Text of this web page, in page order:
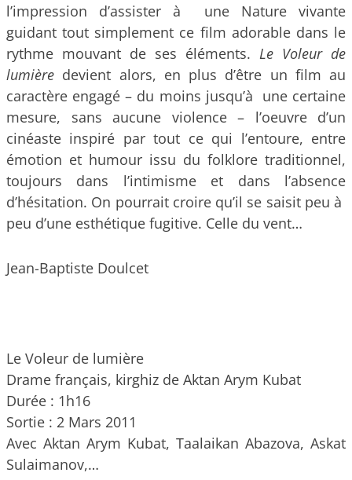
l’impression d’assister à une Nature vivante
guidant tout simplement ce film adorable dans le
rythme mouvant de ses éléments. Le Voleur de
lumière devient alors, en plus d’être un film au
caractère engagé – du moins jusqu’à une certaine
mesure, sans aucune violence – l’oeuvre d’un
cinéaste inspiré par tout ce qui l’entoure, entre
émotion et humour issu du folklore traditionnel,
toujours dans l’intimisme et dans l’absence
d’hésitation. On pourrait croire qu’il se saisit peu à
peu d’une esthétique fugitive. Celle du vent…
Jean-Baptiste Doulcet
Le Voleur de lumière
Drame français, kirghiz de Aktan Arym Kubat
Durée : 1h16
Sortie : 2 Mars 2011
Avec Aktan Arym Kubat, Taalaikan Abazova, Askat
Sulaimanov,…